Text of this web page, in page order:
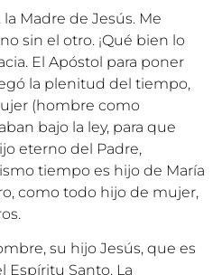
Madre de Jesús. Me
sin el otro. ¡Qué bien lo
El Apóstol para poner
la plenitud del tiempo,
(hombre como
bajo la ley, para que
eterno del Padre,
tiempo es hijo de María
como todo hijo de mujer,
su hijo Jesús, que es
Espíritu Santo. La